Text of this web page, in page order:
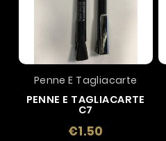
Penne E Tagliacarte
PENNE E TAGLIACARTE
C7
€1.50